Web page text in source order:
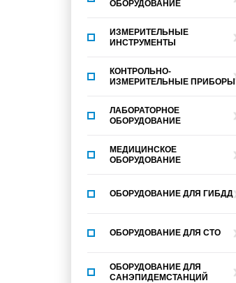
ОБОРУДОВАНИЕ
ИЗМЕРИТЕЛЬНЫЕ
ИНСТРУМЕНТЫ
КОНТРОЛЬНО-
ИЗМЕРИТЕЛЬНЫЕ ПРИБОРЫ
ЛАБОРАТОРНОЕ
ОБОРУДОВАНИЕ
МЕДИЦИНСКОЕ
ОБОРУДОВАНИЕ
ОБОРУДОВАНИЕ ДЛЯ ГИБДД
ОБОРУДОВАНИЕ ДЛЯ СТО
ОБОРУДОВАНИЕ ДЛЯ
САНЭПИДЕМСТАНЦИЙ